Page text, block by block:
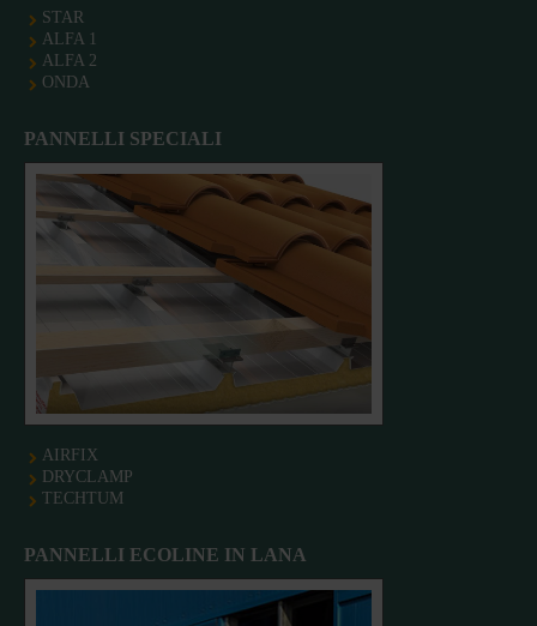
STAR
ALFA 1
ALFA 2
ONDA
PANNELLI SPECIALI
AIRFIX
DRYCLAMP
TECHTUM
PANNELLI ECOLINE IN LANA